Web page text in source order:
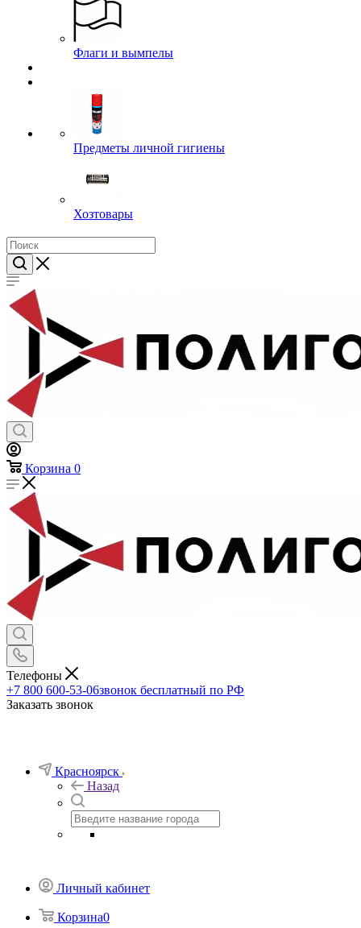
Флаги и вымпелы
Предметы личной гигиены
Хозтовары
Корзина 0
Телефоны
+7 800 600-53-06звонок бесплатный по РФ
Заказать звонок
Красноярск
Назад
Личный кабинет
Корзина0